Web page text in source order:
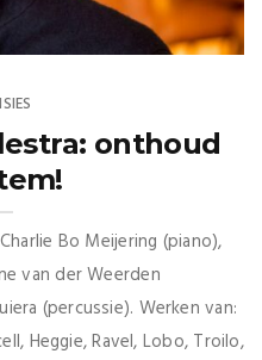
onthoud
Bo Meijering (piano),
van der Weerden
(percussie). Werken van:
Heggie, Ravel, Lobo, Troilo,